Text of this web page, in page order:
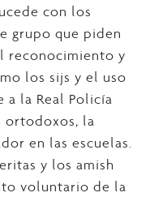
con los
grupo que piden
reconocimiento y
los sijs y el uso
la Real Policía
ortodoxos, la
en las escuelas.
y los amish
voluntario de la